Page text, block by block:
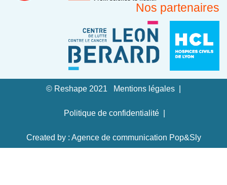
Nos partenaires
© Reshape 2021 Mentions légales
Politique de confidentialité
Created by : Agence de communication Pop&Sly